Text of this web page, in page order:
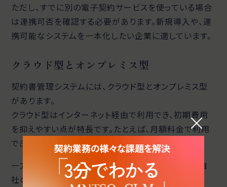
ただし、すでに別の電子契約サービスを使っている場合
は連携可否を確認する必要があります。新規導入や、連
携可能なシステムを一本化したい企業に適しています。
クラウド型とオンプレミス型
契約書管理システムには、クラウド型とオンプレミス型
があります。
クラウド型はインターネット経由で利用でき、初期費用
を抑えやすい点が特長です。たとえば、月額料金で利用
でき、アップデートも自動で行われます。
一方、オンプレミス型は自社サーバーで運用します。自
社のセキュリティ基準に合わせやすい利点があります